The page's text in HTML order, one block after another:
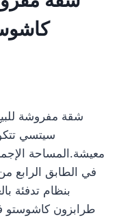
شقة مفروشة
سيتسي
في الطابق الرابع
بنظام تدفئة
طرابزون كاشوستو